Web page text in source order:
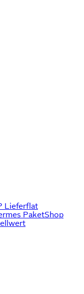
Lieferflat
PaketShop